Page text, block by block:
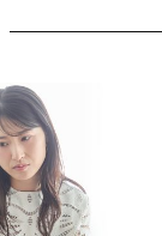
フト！【ブーツ×
】は？「カゴ